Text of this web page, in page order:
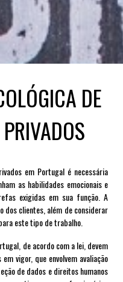
DE
em Portugal é necessária
as habilidades emocionais e
exigidas em sua função. A
dos clientes, além de considerar
este tipo de trabalho.
de acordo com a lei, devem
vigor, que envolvem avaliação
de dados e direitos humanos